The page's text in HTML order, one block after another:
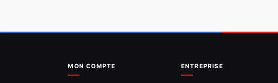
MON COMPTE ENTREPRISE